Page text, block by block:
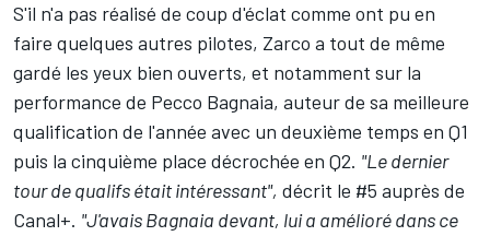
S'il n'a pas réalisé de coup d'éclat comme ont pu en
faire quelques autres pilotes, Zarco a tout de même
gardé les yeux bien ouverts, et notamment sur la
performance de Pecco Bagnaia, auteur de sa meilleure
qualification de l'année avec un deuxième temps en Q1
puis la cinquième place décrochée en Q2. "Le dernier
tour de qualifs était intéressant", décrit le #5 auprès de
Canal+. "J'avais Bagnaia devant, lui a amélioré dans ce